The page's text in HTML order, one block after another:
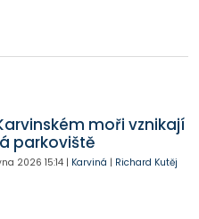
moři vznikají
parkoviště
2026 15:14| Karviná | Richard Kutěj